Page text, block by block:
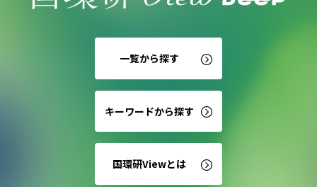
一覧から探す
キーワードから探す
国環研Viewとは